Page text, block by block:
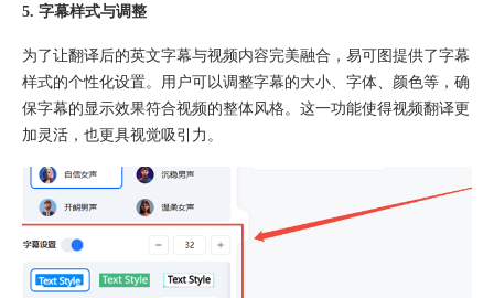
5. 字幕样式与调整
为了让翻译后的英文字幕与视频内容完美融合，易可图提供了字幕
样式的个性化设置。用户可以调整字幕的大小、字体、颜色等，确
保字幕的显示效果符合视频的整体风格。这一功能使得视频翻译更
加灵活，也更具视觉吸引力。